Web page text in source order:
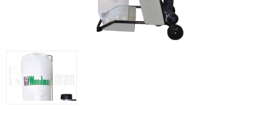
WOODMAN PROFESIONAL @FRA
Offres et Opportunités